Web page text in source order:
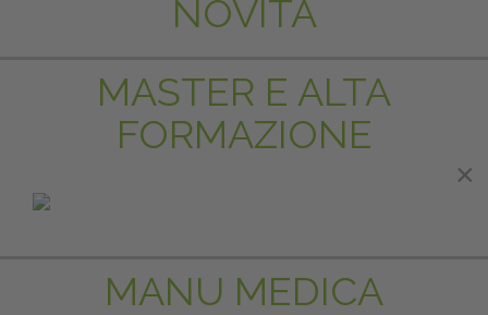
NOVITÀ
MASTER E ALTA
FORMAZIONE
MANU MEDICA
×
×